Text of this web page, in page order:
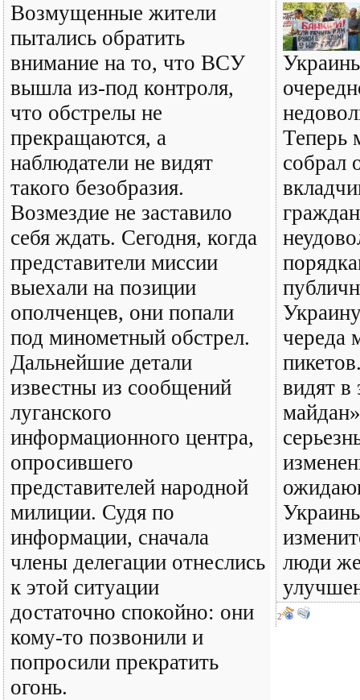
Возмущенные жители
пытались обратить
внимание на то, что ВСУ
вышла из-под контроля,
что обстрелы не
прекращаются, а
наблюдатели не видят
такого безобразия.
Возмездие не заставило
себя ждать. Сегодня, когда
представители миссии
выехали на позиции
ополченцев, они попали
под минометный обстрел.
Дальнейшие детали
известны из сообщений
луганского
информационного центра,
опросившего
представителей народной
милиции. Судя по
информации, сначала
члены делегации отнеслись
к этой ситуации
достаточно спокойно: они
кому-то позвонили и
попросили прекратить
огонь.
Теперь
собрал
череда
видят
люди
2